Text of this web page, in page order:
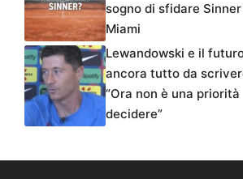
sogno di sfidare Sinner
Miami
Lewandowski e il
ancora tutto da
“Ora non è una priorità
decidere”